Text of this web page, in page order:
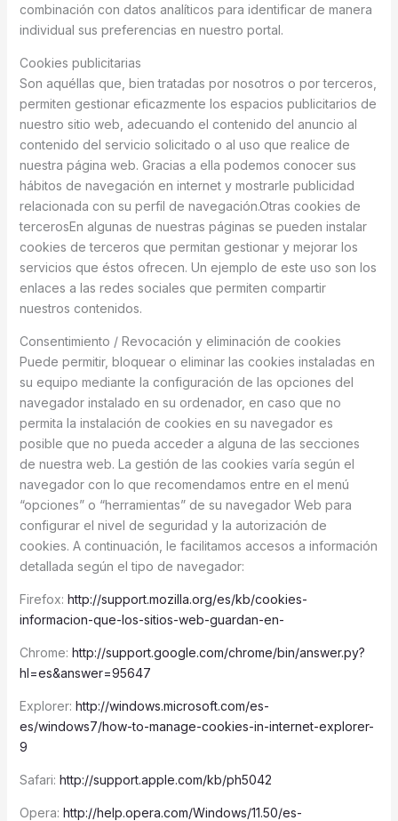
combinación con datos analíticos para identificar de manera
individual sus preferencias en nuestro portal.
Cookies publicitarias
Son aquéllas que, bien tratadas por nosotros o por terceros,
permiten gestionar eficazmente los espacios publicitarios de
nuestro sitio web, adecuando el contenido del anuncio al
contenido del servicio solicitado o al uso que realice de
nuestra página web. Gracias a ella podemos conocer sus
hábitos de navegación en internet y mostrarle publicidad
relacionada con su perfil de navegación.Otras cookies de
tercerosEn algunas de nuestras páginas se pueden instalar
cookies de terceros que permitan gestionar y mejorar los
servicios que éstos ofrecen. Un ejemplo de este uso son los
enlaces a las redes sociales que permiten compartir
nuestros contenidos.
Consentimiento / Revocación y eliminación de cookies
Puede permitir, bloquear o eliminar las cookies instaladas en
su equipo mediante la configuración de las opciones del
navegador instalado en su ordenador, en caso que no
permita la instalación de cookies en su navegador es
posible que no pueda acceder a alguna de las secciones
de nuestra web. La gestión de las cookies varía según el
navegador con lo que recomendamos entre en el menú
“opciones” o “herramientas” de su navegador Web para
configurar el nivel de seguridad y la autorización de
cookies. A continuación, le facilitamos accesos a información
detallada según el tipo de navegador:
Firefox: http://support.mozilla.org/es/kb/cookies-
informacion-que-los-sitios-web-guardan-en-
Chrome: http://support.google.com/chrome/bin/answer.py?
hl=es&answer=95647
Explorer: http://windows.microsoft.com/es-
es/windows7/how-to-manage-cookies-in-internet-explorer-
9
Safari: http://support.apple.com/kb/ph5042
Opera: http://help.opera.com/Windows/11.50/es-